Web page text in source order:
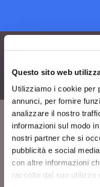
Questo sito web
Utilizziamo i cookie per
annunci, per fornire
analizzare il nostro
informazioni sul modo
nostri partner che si
pubblicità e social
con altre informazioni
raccolto dal suo utilizzo
Video
La collezione
del VIVE
VIVE
Chi siamo
Lascia un